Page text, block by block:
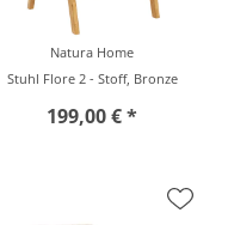
Natura Home
Stuhl Flore 2 - Stoff, Bronze
199,00 € *